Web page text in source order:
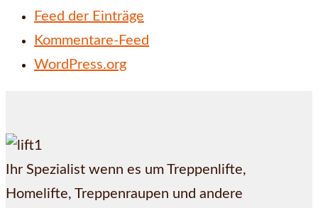
Feed der Einträge
Kommentare-Feed
WordPress.org
Ihr Spezialist wenn es um Treppenlifte,
Homelifte, Treppenraupen und andere